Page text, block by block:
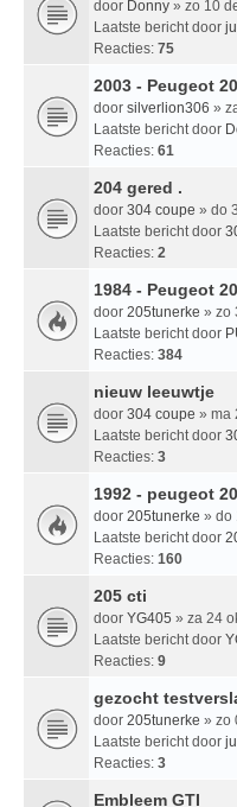
door Donny » zo 10
Laatste bericht door
Reacties: 75
2003 - Peugeot
door silverlion306 »
Laatste bericht door
Reacties: 61
204 gered .
door 304 coupe » do
Laatste bericht door
Reacties: 2
1984 - Peugeot
door 205tunerke » zo
Laatste bericht door
Reacties: 384
nieuw leeuwtje
door 304 coupe » ma
Laatste bericht door
Reacties: 3
1992 - peugeot
door 205tunerke » do
Laatste bericht door
Reacties: 160
205 cti
door YG405 » za 24
Laatste bericht door
Reacties: 9
gezocht
door 205tunerke » zo
Laatste bericht door
Reacties: 3
Embleem GTI